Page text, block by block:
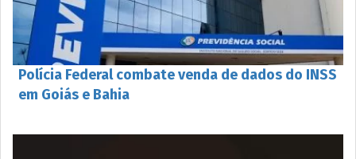
Polícia Federal combate venda de dados do INSS
em Goiás e Bahia